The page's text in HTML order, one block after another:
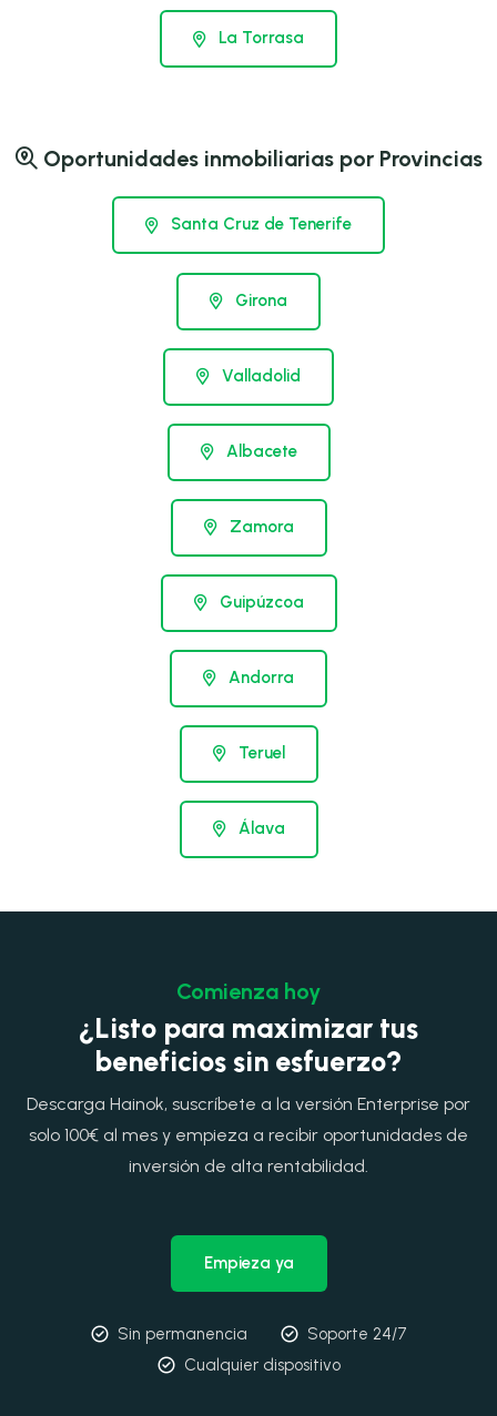
La Torrasa
Oportunidades inmobiliarias por Provincias
Santa Cruz de Tenerife
Girona
Valladolid
Albacete
Zamora
Guipúzcoa
Andorra
Teruel
Álava
Comienza hoy
¿Listo para maximizar tus
beneficios sin esfuerzo?
Descarga Hainok, suscríbete a la versión Enterprise por
solo 100€ al mes y empieza a recibir oportunidades de
inversión de alta rentabilidad.
Empieza ya
Sin permanencia
Soporte 24/7
Cualquier dispositivo